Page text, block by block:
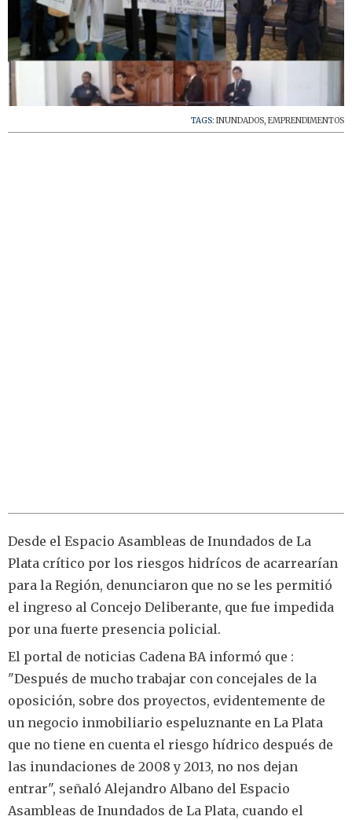
TAGS: INUNDADOS, EMPRENDIMENTOS
Desde el Espacio Asambleas de Inundados de La
Plata crítico por los riesgos hidrícos de acarrearían
para la Región, denunciaron que no se les permitió
el ingreso al Concejo Deliberante, que fue impedida
por una fuerte presencia policial.
El portal de noticias Cadena BA informó que :
"Después de mucho trabajar con concejales de la
oposición, sobre dos proyectos, evidentemente de
un negocio inmobiliario espeluznante en La Plata
que no tiene en cuenta el riesgo hídrico después de
las inundaciones de 2008 y 2013, no nos dejan
entrar", señaló Alejandro Albano del Espacio
Asambleas de Inundados de La Plata, cuando el